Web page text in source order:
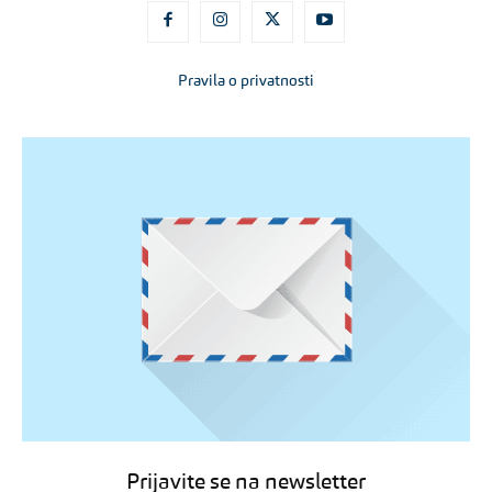
Pravila o privatnosti
Prijavite se na newsletter